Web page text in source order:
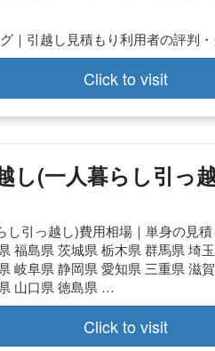
｜引越し見積もり利用者の評判
Click to visit
し(一人暮らし引っ
し引っ越し)費用相場｜単身の見
福島県 茨城県 栃木県 群馬県 埼
岐阜県 静岡県 愛知県 三重県 滋
山口県 徳島県 …
Click to visit